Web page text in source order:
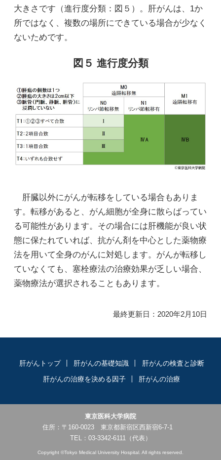
大きさです（進行度分類：図５）。肝がんは、1か
所ではなく、複数の場所にできている場合が少なく
ないためです。
図５ 進行度分類
肝臓以外にがんが転移をしている場合もありま
す。転移があると、がん細胞が全身に散らばってい
る可能性があります。その場合には肝機能が良い状
態に保たれていれば、抗がん剤を中心とした薬物療
法を用いて全身のがんに対処します。がんが転移し
ていなくても、塞栓療法の治療効果が乏しい場合、
薬物療法が選択されることもあります。
最終更新日：2020年2月10日
肝がんトップ 肝がんの基礎知識
肝がんの検査と診断
肝がんの治療を決める因子
肝がんの治療
東京医科大学病院
住所：〒160-0023 東京都新宿区西新宿6-7-1
TEL： 03-3342-6111（代表）
Copyright ©Tokyo Medical University Hospital. All rights reserved.